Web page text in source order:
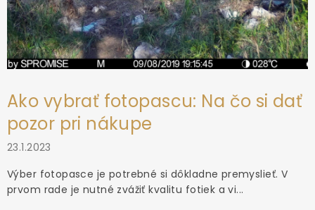
Ako vybrať fotopascu: Na čo si dať
pozor pri nákupe
23.1.2023
Výber fotopasce je potrebné si dôkladne premyslieť. V
prvom rade je nutné zvážiť kvalitu fotiek a vi...